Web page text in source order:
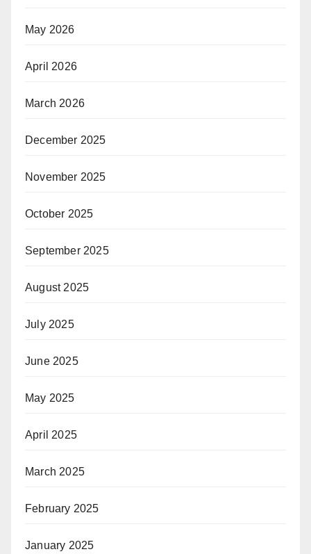
May 2026
April 2026
March 2026
December 2025
November 2025
October 2025
September 2025
August 2025
July 2025
June 2025
May 2025
April 2025
March 2025
February 2025
January 2025